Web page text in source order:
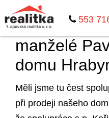
553
manželé
domu
Měli jsme tu čest
při prodeji našeho